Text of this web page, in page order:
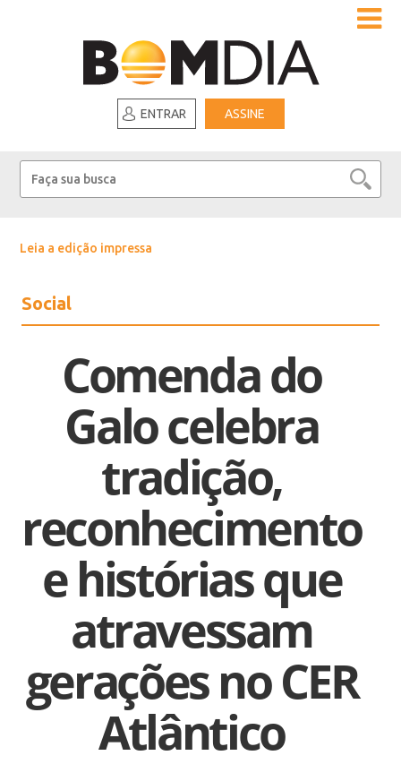
ENTRAR ASSINE
Leia a edição impressa
Social
Comenda do
Galo celebra
tradição,
reconhecimento
e histórias que
atravessam
gerações no CER
Atlântico